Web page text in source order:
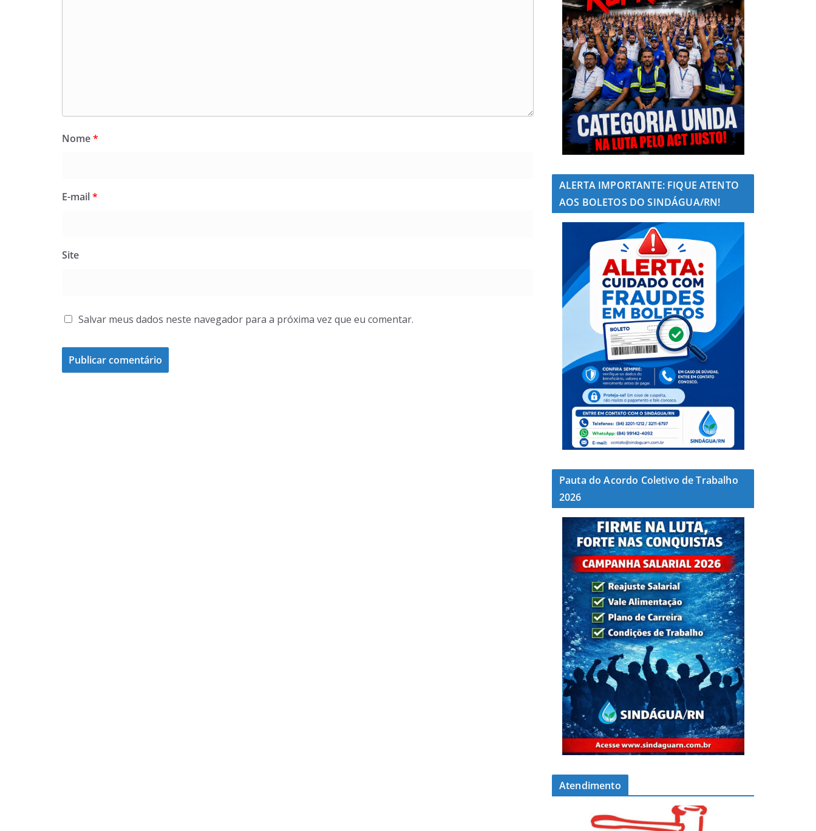
Nome*
E-mail*
Site
Salvar meus dados neste navegador para a próxima vez que eu comentar.
ALERTA IMPORTANTE: FIQUE ATENTO
AOS BOLETOS DO SINDÁGUA/RN!
Pauta do Acordo Coletivo de Trabalho
2026
Atendimento